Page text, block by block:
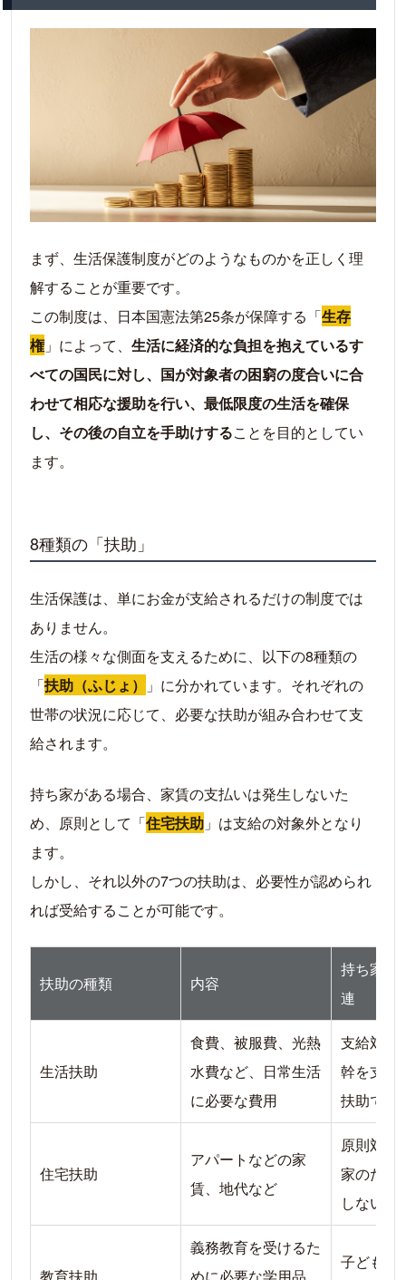
ケース2：家の資産価値が目安（約2,000万
ケース3：多額の住宅ローンが残っている
ケース4：世帯人数に対して家が明らかに広す
持ち家で生活保護を受ける際のメリット・デメ
リット
メリット：住み慣れた家で、精神的な安定を
デメリット1：家賃分にあたる「住宅扶助」は
支給されない
デメリット2：固定資産税の支払い義務は残る
（ただし減免制度あり）
生活保護の相談から受給開始までの流れ
ステップ1：事前の準備と福祉事務所への「相
談」
ステップ5：受給開始後の生活（ケースワーカ
ーとの関わり）
生活保護以外の選択肢は？
高齢者世帯向け：不動産担保型生活資金（リ
バースモーゲージ）
住宅ローンが残っている方向け：任意売却と
リースバック
利用できる制度や支援を理解し正しく活用しよ
まず、生活保護制度がどのようなものかを正しく理
解することが重要です。
この制度は、日本国憲法第25条が保障する「生存
権」によって、 生活に経済的な負担を抱えているす
べての国民に対し、国が対象者の困窮の度合いに合
わせて相応な援助を行い、最低限度の生活を確保
し、その後の自立を手助けすることを目的としてい
ます。
8種類の「扶助」
生活保護は、単にお金が支給されるだけの制度では
ありません。
生活の様々な側面を支えるために、以下の8種類の
「扶助（ふじょ）
」に分かれています。それぞれの
世帯の状況に応じて、必要な扶助が組み合わせて支
給されます。
持ち家がある場合、家賃の支払いは発生しないた
め、原則として「住宅扶助 」は支給の対象外となり
ます。
しかし、それ以外の7つの扶助は、必要性が認められ
れば受給することが可能です。
扶助の種類 内容
持ち家所
連
生活扶助
食費、被服費、光熱
水費など、日常生活
に必要な費用
支給対象
幹を支え
扶助です
住宅扶助
アパートなどの家
賃、地代など
原則対象
家のため
しないた
義務教育を受けるた
子どもが